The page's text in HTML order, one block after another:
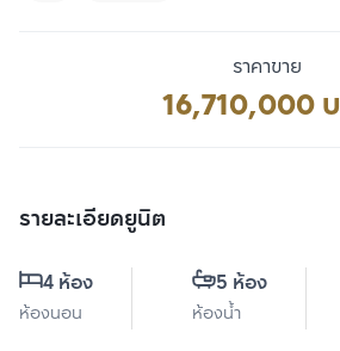
ราคาขาย
16,710,000
รายละเอียดยูนิต
4 ห้อง
ห้องนอน
5 ห้อง
ห้องน้ำ